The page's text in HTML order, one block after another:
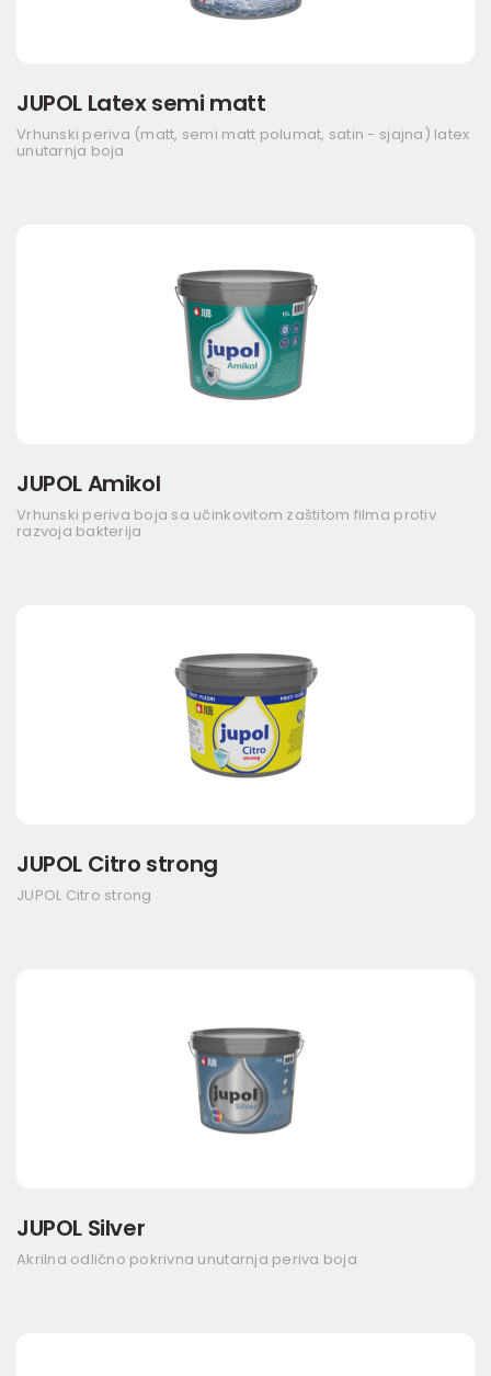
JUPOL Latex semi matt
Vrhunski periva (matt, semi matt polumat, satin - sjajna) latex
unutarnja boja
JUPOL Amikol
Vrhunski periva boja sa učinkovitom zaštitom filma protiv
razvoja bakterija
JUPOL Citro strong
JUPOL Citro strong
JUPOL Silver
Akrilna odlično pokrivna unutarnja periva boja